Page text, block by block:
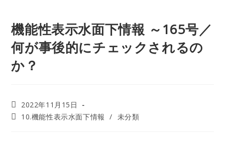
機能性表示水面下情報 ～165号／
何が事後的にチェックされるの
か？
2022年11月15日
10.機能性表示水面下情報
/ 未分類